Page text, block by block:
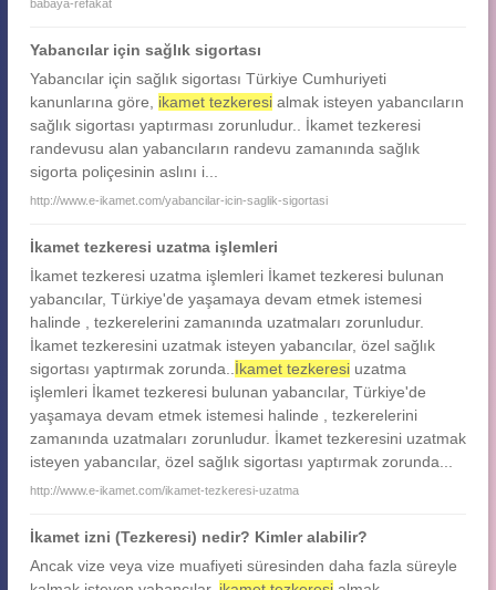
babaya-refakat
Yabancılar için sağlık sigortası
Yabancılar için sağlık sigortası Türkiye Cumhuriyeti
kanunlarına göre, ikamet tezkeresi almak isteyen yabancıların
sağlık sigortası yaptırması zorunludur.. İkamet tezkeresi
randevusu alan yabancıların randevu zamanında sağlık
sigorta poliçesinin aslını i...
http://www.e-ikamet.com/yabancilar-icin-saglik-sigortasi
İkamet tezkeresi uzatma işlemleri
İkamet tezkeresi uzatma işlemleri İkamet tezkeresi bulunan
yabancılar, Türkiye'de yaşamaya devam etmek istemesi
halinde , tezkerelerini zamanında uzatmaları zorunludur.
İkamet tezkeresini uzatmak isteyen yabancılar, özel sağlık
sigortası yaptırmak zorunda..İkamet tezkeresi uzatma
işlemleri İkamet tezkeresi bulunan yabancılar, Türkiye'de
yaşamaya devam etmek istemesi halinde , tezkerelerini
zamanında uzatmaları zorunludur. İkamet tezkeresini uzatmak
isteyen yabancılar, özel sağlık sigortası yaptırmak zorunda...
http://www.e-ikamet.com/ikamet-tezkeresi-uzatma
İkamet izni (Tezkeresi) nedir? Kimler alabilir?
Ancak vize veya vize muafiyeti süresinden daha fazla süreyle